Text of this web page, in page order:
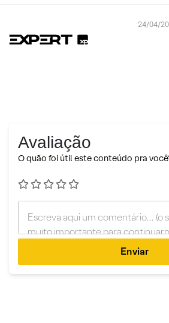
24/04/
Avaliação
O quão foi útil este conteúdo pra
Enviar